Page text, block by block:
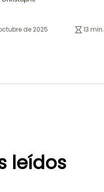
de 2025 13 min.
leídos